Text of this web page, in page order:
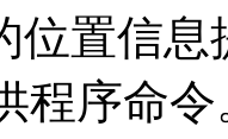
位置信
程序命